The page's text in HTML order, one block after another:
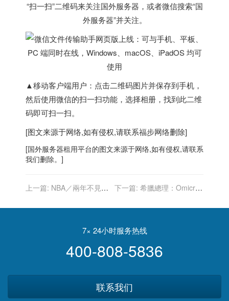
“扫一扫”二维码来关注国外服务器 ，或者微信搜索“国
外服务器”并关注。
▲移动客户端用户：点击二维码图片并保存到手机，
然后使用微信的扫一扫功能，选择相册，找到此二维
码即可扫一扫。
[图文来源于网络,如有侵权,请联系福步网络删除]
[国外服务器租用平台的图文来源于网络,如有侵权,请联系
我们删除。]
上一篇: NBA／兩年不見手
三分球
下一篇: 希臘總理：Omicron
流行病
7× 24小时服务热线
400-808-5836
联系我们